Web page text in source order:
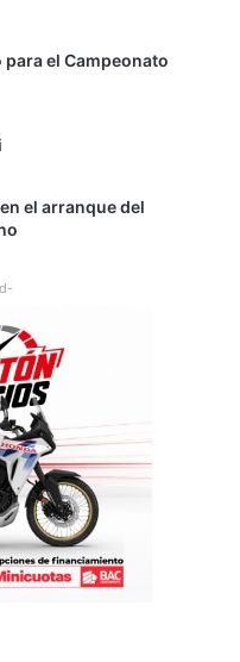
el Campeonato
el arranque del